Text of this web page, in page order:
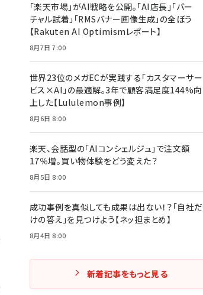
「楽天市場」がAI戦略を公開。「AI店長」「バー
チャル試着」「RMSバナー画像生成」の全ぼう
【Rakuten AI Optimismレポート】
8月7日 7:00
世界23位のメガECが実践する「カスタマーサー
ビス×AI」の最適解。3年で顧客満足度144%向
上した【Lululemon事例】
8月6日 8:00
楽天、会話型の「AIコンシェルジュ」で注文額
17％増。買い物体験をどう変えた？
8月5日 8:00
成功事例を真似しても成果は出ない！？「自社だ
けの答え」を見つけよう【ネッ担まとめ】
8月4日 8:00
新着記事をもっと見る